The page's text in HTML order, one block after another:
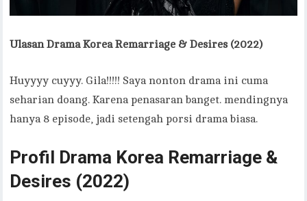
Ulasan Drama Korea Remarriage & Desires (2022)
Huyyyy cuyyy. Gila!!!!! Saya nonton drama ini cuma
seharian doang. Karena penasaran banget. mendingnya
hanya 8 episode, jadi setengah porsi drama biasa.
Profil Drama Korea Remarriage &
Desires (2022)